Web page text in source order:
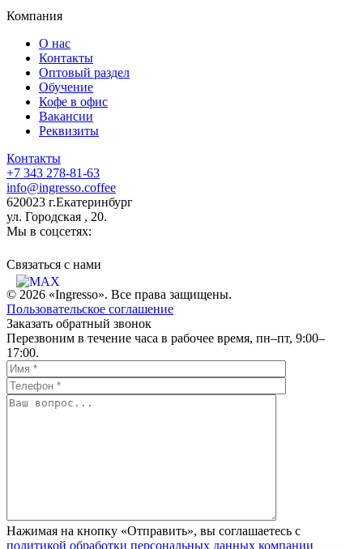
Компания
О нас
Контакты
Оптовый раздел
Обучение
Кофе в офис
Вакансии
Реквизиты
Контакты
+7 343 278-81-63
info@ingresso.coffee
620023 г.Екатеринбург
ул. Городская , 20.
Мы в соцсетях:
Связаться c нами
© 2026 «Ingresso». Все права защищены.
Пользовательское соглашение
Заказать обратный звонок
Перезвоним в течение часа в рабочее время, пн–пт, 9:00–
17:00.
Нажимая на кнопку «Отправить», вы соглашаетесь с
политикой обработки персональных данных компании